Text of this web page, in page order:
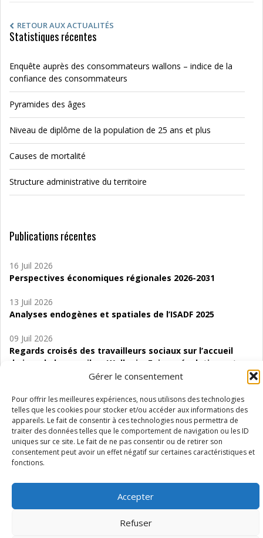
Gérer le consentement
Pour offrir les meilleures expériences, nous utilisons des technologies
telles que les cookies pour stocker et/ou accéder aux informations des
appareils. Le fait de consentir à ces technologies nous permettra de
traiter des données telles que le comportement de navigation ou les ID
uniques sur ce site. Le fait de ne pas consentir ou de retirer son
consentement peut avoir un effet négatif sur certaines caractéristiques et
fonctions.
Accepter
Refuser
RETOUR AUX ACTUALITÉS
Statistiques récentes
Enquête auprès des consommateurs wallons – indice de la
confiance des consommateurs
Pyramides des âges
Niveau de diplôme de la population de 25 ans et plus
Causes de mortalité
Structure administrative du territoire
Publications récentes
16 Juil 2026
Perspectives économiques régionales 2026-2031
13 Juil 2026
Analyses endogènes et spatiales de l’ISADF 2025
09 Juil 2026
Regards croisés des travailleurs sociaux sur l’accueil
de jour de bas seuil en Wallonie. Enjeux, évolutions et
06 Juil 2026
Étude d’évaluabilité des Structures
d’accompagnement à l’autocréation d’emploi (SAACE)
01 Juil 2026
Pénurie du personnel infirmier :quels indicateurs
Wallonie ?